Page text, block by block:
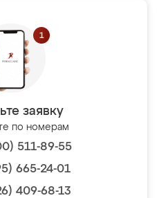
заявку
по номерам
511-89-55
665-24-01
409-68-13